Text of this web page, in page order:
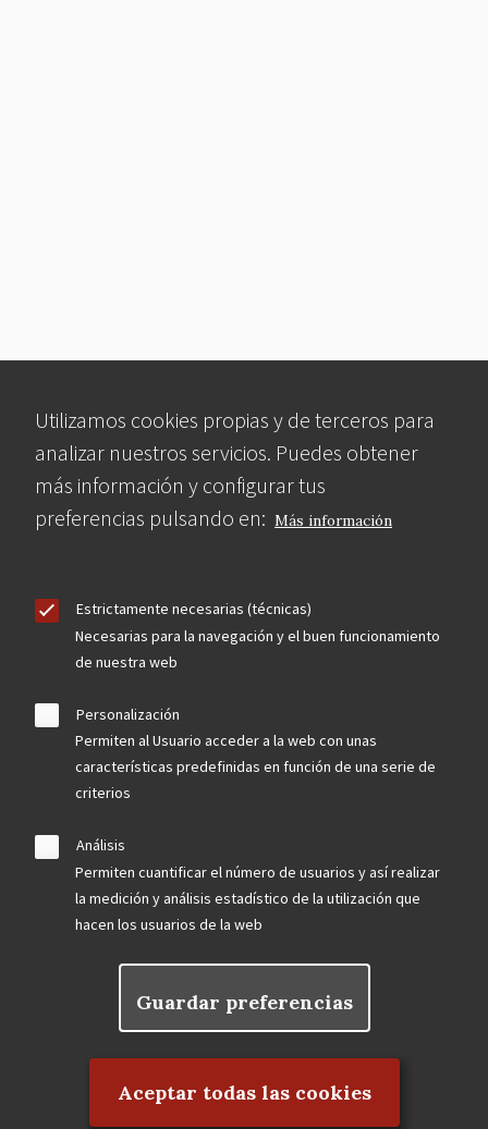
Utilizamos cookies propias y de terceros para
analizar nuestros servicios. Puedes obtener
más información y configurar tus
preferencias pulsando en: Más información
Estrictamente necesarias (técnicas)
Necesarias para la navegación y el buen funcionamiento
de nuestra web
Personalización
Permiten al Usuario acceder a la web con unas
características predefinidas en función de una serie de
criterios
Análisis
Permiten cuantificar el número de usuarios y así realizar
la medición y análisis estadístico de la utilización que
hacen los usuarios de la web
Guardar preferencias
Aceptar todas las cookies